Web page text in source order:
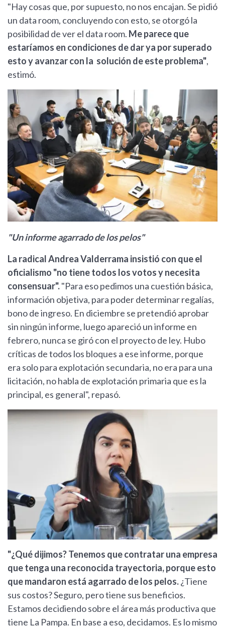
"Hay cosas que, por supuesto, no nos encajan. Se pidió
un data room, concluyendo con esto, se otorgó la
posibilidad de ver el data room. Me parece que
estaríamos en condiciones de dar ya por superado
esto y avanzar con la solución de este problema",
estimó.
"Un informe agarrado de los pelos"
La radical Andrea Valderrama insistió con que el
oficialismo "no tiene todos los votos y necesita
consensuar"."Para eso pedimos una cuestión básica,
información objetiva, para poder determinar regalías,
bono de ingreso. En diciembre se pretendió aprobar
sin ningún informe, luego apareció un informe en
febrero, nunca se giró con el proyecto de ley. Hubo
críticas de todos los bloques a ese informe, porque
era solo para explotación secundaria, no era para una
licitación, no habla de explotación primaria que es la
principal, es general", repasó.
"¿Qué dijimos? Tenemos que contratar una empresa
que tenga una reconocida trayectoria, porque esto
que mandaron está agarrado de los pelos.¿Tiene
sus costos? Seguro, pero tiene sus beneficios.
Estamos decidiendo sobre el área más productiva que
tiene La Pampa. En base a eso, decidamos. Es lo mismo